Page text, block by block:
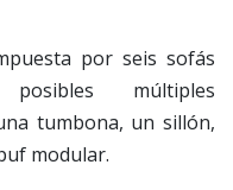
por seis sofás
múltiples
tumbona, un sillón,
modular.